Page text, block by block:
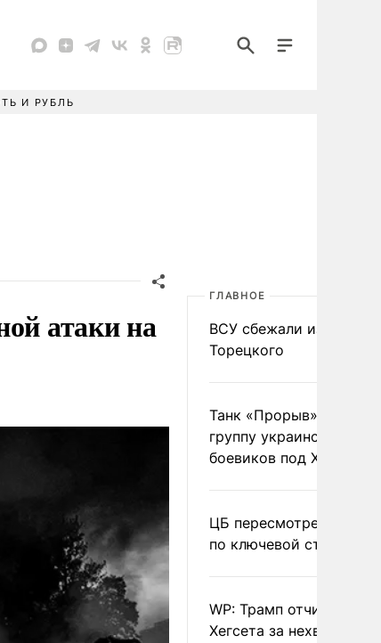
И РУБЛЬ
атаки на
ГЛАВНОЕ
ВСУ сбежали из
Торецкого
Танк «Прорыв»
группу украинских
боевиков под
ЦБ пересмотрел
по ключевой ставке
WP: Трамп отчитал
Хегсета за нехватку